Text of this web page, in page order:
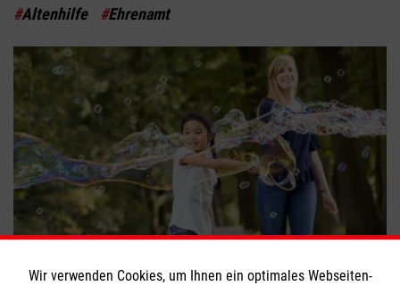
#Altenhilfe #Ehrenamt
Balu und Du: Kindern Zeit schenken
Wir verwenden Cookies, um Ihnen ein optimales Webseiten-